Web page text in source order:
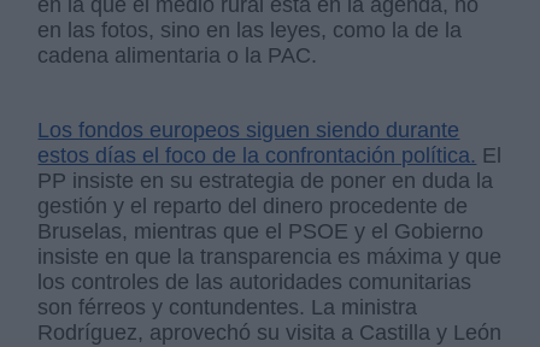
en la que el medio rural está en la agenda, no
en las fotos, sino en las leyes, como la de la
cadena alimentaria o la PAC.
Los fondos europeos siguen siendo durante
estos días el foco de la confrontación política. El
PP insiste en su estrategia de poner en duda la
gestión y el reparto del dinero procedente de
Bruselas, mientras que el PSOE y el Gobierno
insiste en que la transparencia es máxima y que
los controles de las autoridades comunitarias
son férreos y contundentes. La ministra
Rodríguez, aprovechó su visita a Castilla y León